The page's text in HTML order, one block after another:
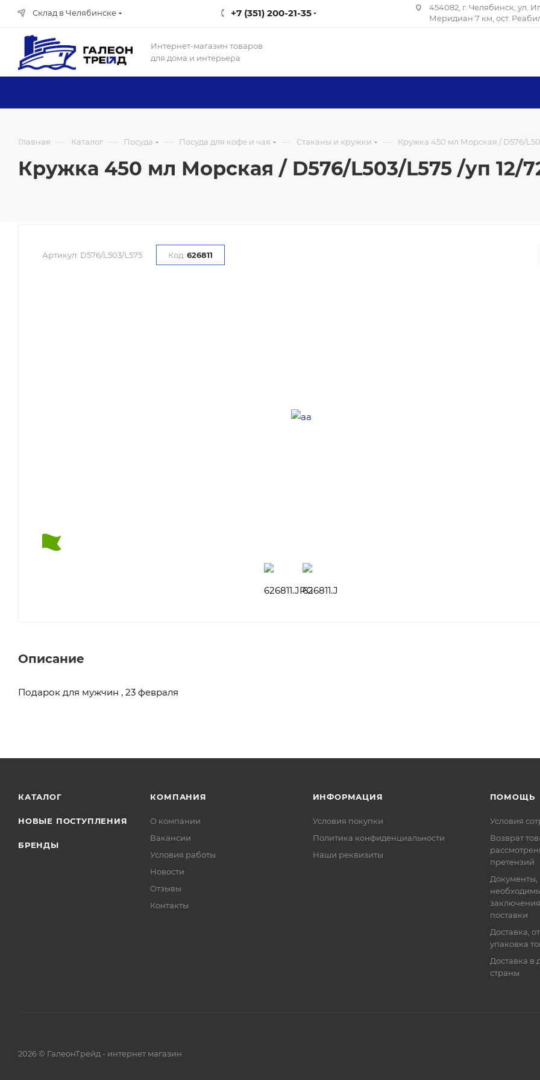
Склад в Челябинске +7 (351) 200-21-35
454082, г. Челябинск, ул.
Меридиан 7 км, ост.
Интернет-магазин товаров
для дома и интерьера
Главная — Каталог — Посуда — Посуда для кофе и чая — Стаканы и кружки — Кружка 450 мл Морская / D576/
Кружка 450 мл Морская / D576/L503/L575 /уп 12/
Артикул: D576/L503/L575 Код: 626811
Описание
Подарок для мужчин , 23 февраля
КАТАЛОГ
НОВЫЕ ПОСТУПЛЕНИЯ
БРЕНДЫ
КОМПАНИЯ
О компании
Вакансии
Условия работы
Новости
Отзывы
Контакты
ИНФОРМАЦИЯ
Условия покупки
Политика конфиденциальности
Наши реквизиты
ПОМОЩЬ
Условия
Возврат
претензий
Документы,
поставки
Доставка,
упаковка
Доставка в
страны
2026 © ГалеонТрейд - интернет магазин